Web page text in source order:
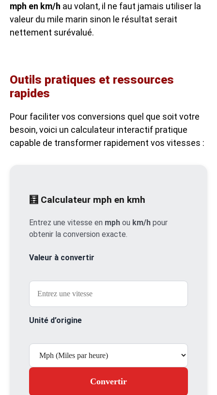
mph en km/h au volant, il ne faut jamais utiliser la
valeur du mile marin sinon le résultat serait
nettement surévalué.
Outils pratiques et ressources
rapides
Pour faciliter vos conversions quel que soit votre
besoin, voici un calculateur interactif pratique
capable de transformer rapidement vos vitesses :
🧮 Calculateur mph en kmh
Entrez une vitesse en mph ou km/h pour
obtenir la conversion exacte.
Valeur à convertir
Unité d’origine
Convertir